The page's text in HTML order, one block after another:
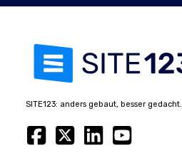
SITE123: anders gebaut, besser gedacht.